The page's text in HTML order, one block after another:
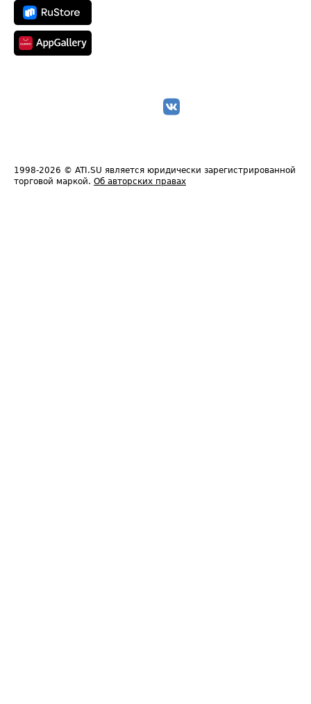
1998-2026 © ATI.SU является юридически зарегистрированной
торговой маркой. Об авторских правах